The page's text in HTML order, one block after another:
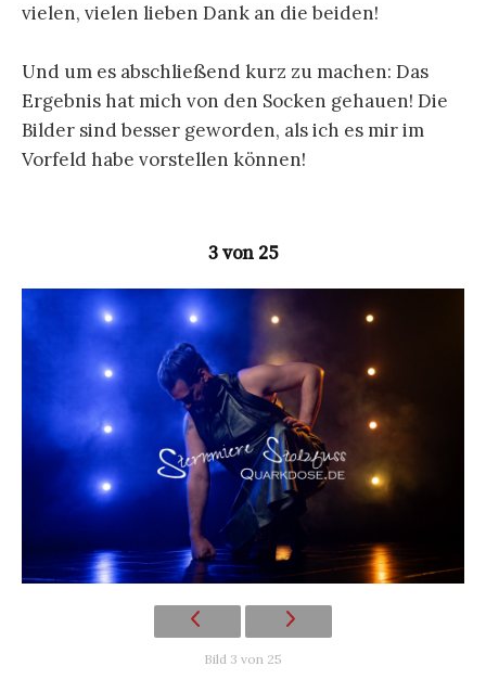
vielen, vielen lieben Dank an die beiden!
Und um es abschließend kurz zu machen: Das
Ergebnis hat mich von den Socken gehauen! Die
Bilder sind besser geworden, als ich es mir im
Vorfeld habe vorstellen können!
3 von 25
Bild 3 von 25